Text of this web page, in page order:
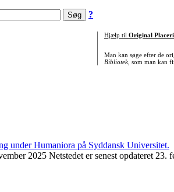
?
Hjælp til Original
Man kan søge efter de
Bibliotek, som man kan
2025 Netstedet er senest opdateret 23.